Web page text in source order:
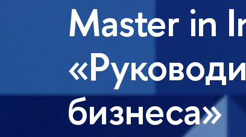
Master in
изнеса»